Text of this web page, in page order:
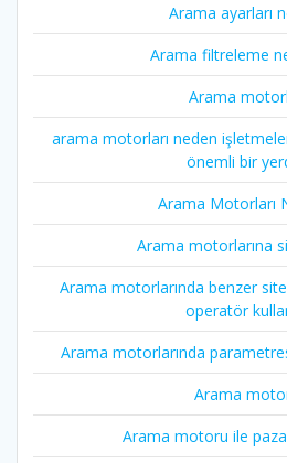
Arama ayarları
Arama filtreleme
Arama
arama motorları neden
önemli bir
Arama Motorları
Arama motorlarına
Arama motorlarında benzer
operatör
Arama motorlarında
Arama
Arama motoru ile